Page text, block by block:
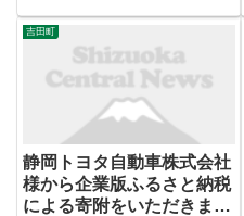
吉田町
静岡トヨタ自動車株式会社
様から企業版ふるさと納税
による寄附をいただきまし